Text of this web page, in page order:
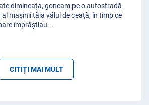
dimineața, goneam pe o autostradă
mașinii tăia vălul de ceață, în timp ce
împrăștiau...
CITIȚI MAI MULT